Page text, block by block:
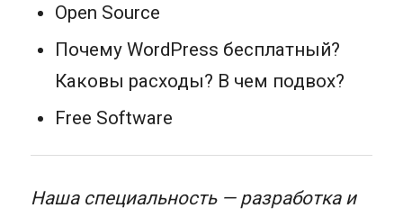
Open Source
Почему WordPress бесплатный?
Каковы расходы? В чем подвох?
Free Software
Наша специальность — разработка и